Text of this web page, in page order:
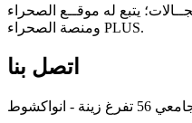
يتبع له موقــع الصحراء
ومنصة الصحراء PLUS.
اتصل بنا